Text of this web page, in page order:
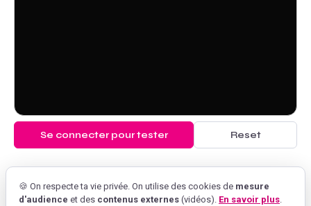
Se connecter pour tester Reset
🍪 On respecte ta vie privée. On utilise des cookies de mesure
d'audience et des contenus externes (vidéos). En savoir plus.